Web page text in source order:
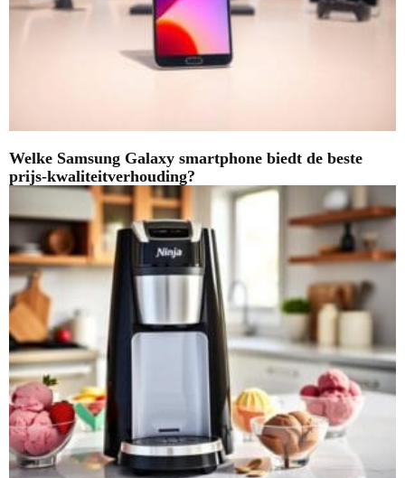
Welke Samsung Galaxy smartphone biedt de beste
prijs-kwaliteitverhouding?